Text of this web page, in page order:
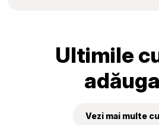
Ultimile
Vezi mai multe